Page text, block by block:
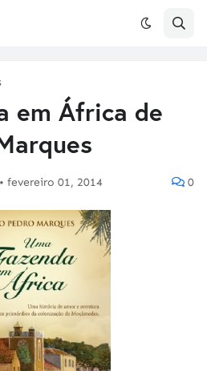
em África de
• fevereiro 01, 2014 0